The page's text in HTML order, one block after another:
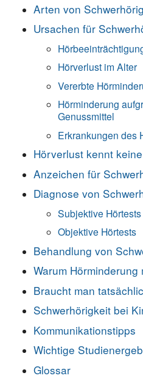
Arten von
Ursachen für
Hörverlust im Alter
Vererbte
Hörminderung
Genussmittel
Erkrankungen des
Hörverlust kennt
Anzeichen für
Diagnose von
Subjektive Hörtests
Objektive Hörtests
Behandlung von
Warum
Braucht man
Schwerhörigkeit bei
Kommunikationstipps
Wichtige
Glossar